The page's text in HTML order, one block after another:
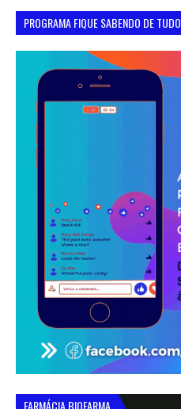
PROGRAMA FIQUE SABENDO DE TUDO
FARMÁCIA BIOFARMA